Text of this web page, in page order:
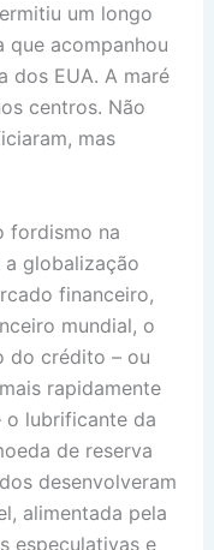
um longo
que acompanhou
dos EUA. A maré
centros. Não
mas
fordismo na
a globalização
financeiro,
mundial, o
do crédito – ou
rapidamente
o lubrificante da
de reserva
desenvolveram
alimentada pela
especulativas e